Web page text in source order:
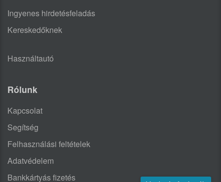
Ingyenes hirdetésfeladás
Kereskedőknek
Használtautó
Rólunk
Kapcsolat
Segítség
Felhasználási feltételek
Adatvédelem
Bankkártyás fizetés